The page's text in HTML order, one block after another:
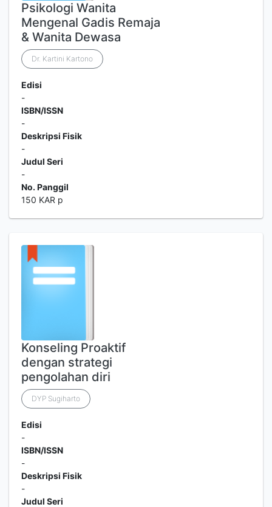
Psikologi Wanita
Mengenal Gadis Remaja
& Wanita Dewasa
Dr. Kartini Kartono
Edisi
-
ISBN/ISSN
-
Deskripsi Fisik
-
Judul Seri
-
No. Panggil
150 KAR p
Konseling Proaktif
dengan strategi
pengolahan diri
DYP Sugiharto
Edisi
-
ISBN/ISSN
-
Deskripsi Fisik
-
Judul Seri